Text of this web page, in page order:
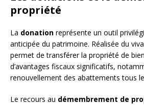
propriété
La donation représente un outil
anticipée du patrimoine. Réalisée du
permet de transférer la propriété de
d’avantages fiscaux significatifs,
renouvellement des abattements tous
Le recours au démembrement de